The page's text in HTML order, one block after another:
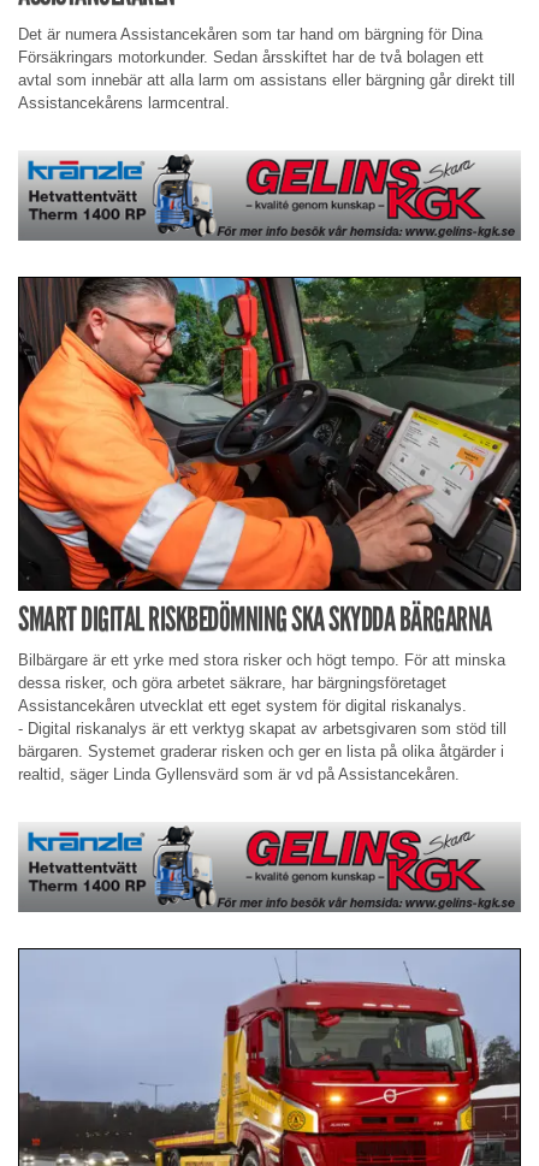
Det är numera Assistancekåren som tar hand om bärgning för Dina
Försäkringars motorkunder. Sedan årsskiftet har de två bolagen ett
avtal som innebär att alla larm om assistans eller bärgning går direkt till
Assistancekårens larmcentral.
SMART DIGITAL RISKBEDÖMNING SKA SKYDDA BÄRGARNA
Bilbärgare är ett yrke med stora risker och högt tempo. För att minska
dessa risker, och göra arbetet säkrare, har bärgningsföretaget
Assistancekåren utvecklat ett eget system för digital riskanalys.
- Digital riskanalys är ett verktyg skapat av arbetsgivaren som stöd till
bärgaren. Systemet graderar risken och ger en lista på olika åtgärder i
realtid, säger Linda Gyllensvärd som är vd på Assistancekåren.